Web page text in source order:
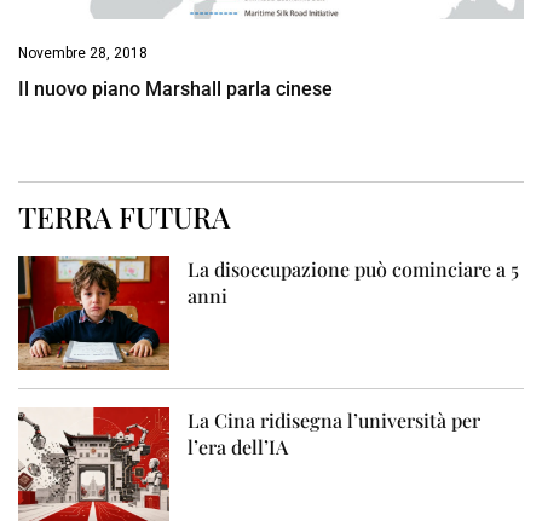
Novembre 28, 2018
Il nuovo piano Marshall parla cinese
TERRA FUTURA
La disoccupazione può cominciare a 5
anni
La Cina ridisegna l’università per
l’era dell’IA